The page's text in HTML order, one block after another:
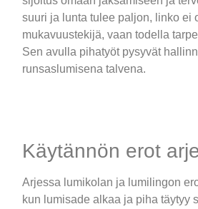
suuri ja lunta tulee paljon, linko ei
mukavuustekijä, vaan todella
Sen avulla pihatyöt pysyvät
runsaslumisena talvena.
Käytännön erot
Arjessa lumikolan ja lumilingon
kun lumisade alkaa ja piha täytyy